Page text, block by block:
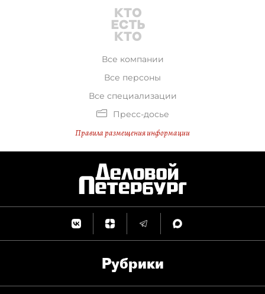
Все компании
Все персоны
Все специализации
Пресс-досье
Правила размещения информации
Рубрики